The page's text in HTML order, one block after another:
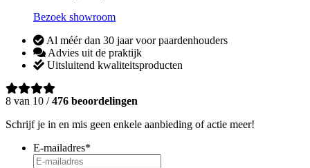
Bezoek showroom
Al méér dan 30 jaar voor paardenhouders
Advies uit de praktijk
Uitsluitend kwaliteitsproducten
8 van 10 /476 beoordelingen
Schrijf je in en mis geen enkele aanbieding of actie meer!
E-mailadres*